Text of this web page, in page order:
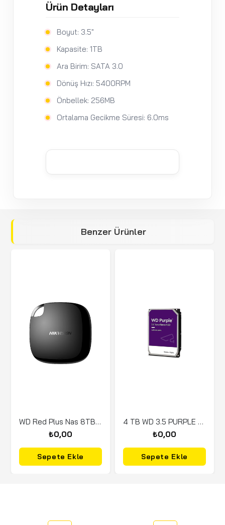
Ürün Detayları
Boyut: 3.5"
Kapasite: 1TB
Ara Birim: SATA 3.0
Dönüş Hızı: 5400RPM
Önbellek: 256MB
Ortalama Gecikme Süresi: 6.0ms
Benzer Ürünler
WD Red Plus Nas 8TB 3.5 5640Rpm SATA (WD80EFPX)
₺0,00
Sepete Ekle
4 TB WD 3.5 PURPLE SATA3 5400RPM 256MB 7/24 GUVENL
₺0,00
Sepete Ekle